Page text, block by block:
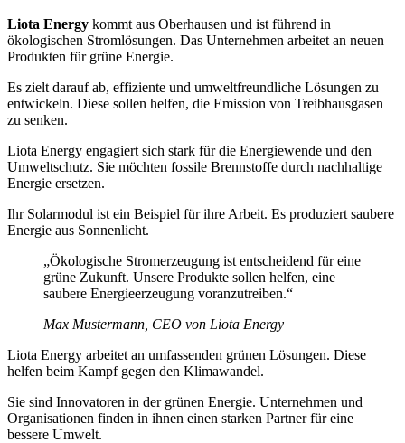
Liota Energy kommt aus Oberhausen und ist führend in
ökologischen Stromlösungen. Das Unternehmen arbeitet an neuen
Produkten für grüne Energie.
Es zielt darauf ab, effiziente und umweltfreundliche Lösungen zu
entwickeln. Diese sollen helfen, die Emission von Treibhausgasen
zu senken.
Liota Energy engagiert sich stark für die Energiewende und den
Umweltschutz. Sie möchten fossile Brennstoffe durch nachhaltige
Energie ersetzen.
Ihr Solarmodul ist ein Beispiel für ihre Arbeit. Es produziert saubere
Energie aus Sonnenlicht.
„Ökologische Stromerzeugung ist entscheidend für eine
grüne Zukunft. Unsere Produkte sollen helfen, eine
saubere Energieerzeugung voranzutreiben.“
Max Mustermann, CEO von Liota Energy
Liota Energy arbeitet an umfassenden grünen Lösungen. Diese
helfen beim Kampf gegen den Klimawandel.
Sie sind Innovatoren in der grünen Energie. Unternehmen und
Organisationen finden in ihnen einen starken Partner für eine
bessere Umwelt.